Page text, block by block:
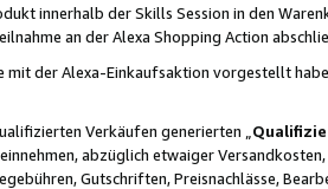
innerhalb der Skills Session in den
an der Alexa Shopping Action
der Alexa-Einkaufsaktion vorgestellt
Verkäufen generierten „
abzüglich etwaiger
Gutschriften, Preisnachlässe,